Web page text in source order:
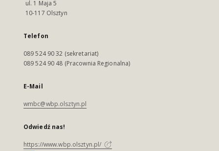
ul. 1 Maja 5
10-117 Olsztyn
Telefon
089 524 90 32 (sekretariat)
089 524 90 48 (Pracownia Regionalna)
E-Mail
wmbc@wbp.olsztyn.pl
Odwiedź nas!
https://www.wbp.olsztyn.pl/